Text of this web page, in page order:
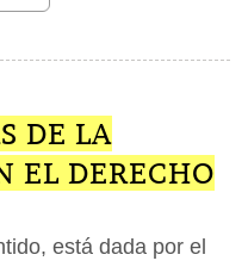
DE LA
EL DERECHO
está dada por el